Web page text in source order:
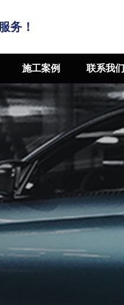
务！
施工案例 联系我们